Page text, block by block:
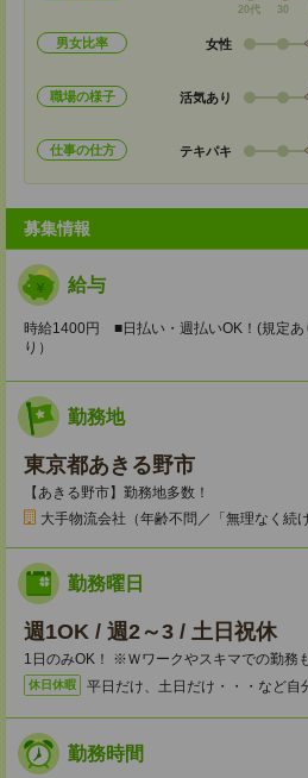
20代 30
男女比率 女性
職場の様子 活気あり
仕事の仕方 テキパキ
募集情報
給与
時給1400円 ■日払い・週払いOK！(規定
り）
勤務地
東京都あきる野市
【あきる野市】勤務地多数！
大手物流会社（年齢不問／「無理なく続
勤務曜日
週1OK / 週2～3 / 土日祝休
1日のみOK！ ※Ｗワークやスキマでの勤務
休日休暇 平日だけ、土日だけ・・・など自
勤務時間